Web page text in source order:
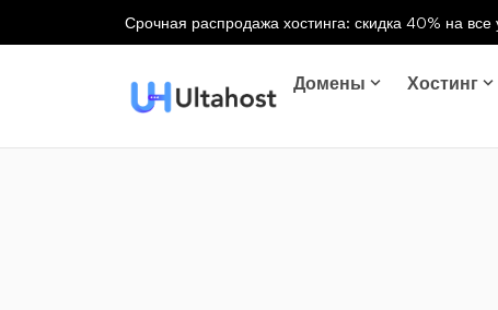
Срочная распродажа хостинга: скидка 40% на все
Домены Хостинг